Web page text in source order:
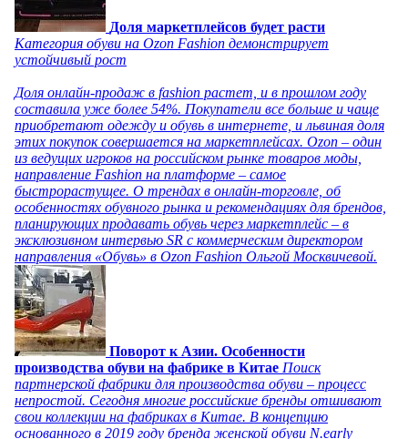
Доля маркетплейсов будет расти
Категория обуви на Ozon Fashion демонстрирует
устойчивый рост
Доля онлайн-продаж в fashion растет, и в прошлом году
составила уже более 54%. Покупатели все больше и чаще
приобретают одежду и обувь в интернете, и львиная доля
этих покупок совершается на маркетплейсах. Ozon – один
из ведущих игроков на российском рынке товаров моды,
направление Fashion на платформе – самое
быстрорастущее. О трендах в онлайн-торговле, об
особенностях обувного рынка и рекомендациях для брендов,
планирующих продавать обувь через маркетплейс – в
эксклюзивном интервью SR с коммерческим директором
направления «Обувь» в Ozon Fashion Ольгой Москвичевой.
Поворот к Азии. Особенности
производства обуви на фабрике в Китае Поиск
партнерской фабрики для производства обуви – процесс
непростой. Сегодня многие российские бренды отшивают
свои коллекции на фабриках в Китае. В концепцию
основанного в 2019 году бренда женской обуви N.early